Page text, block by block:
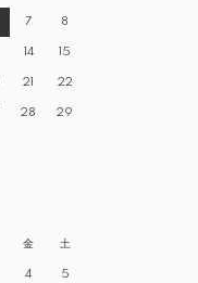
7 8
14 15
21 22
28 29
金 土
4 5